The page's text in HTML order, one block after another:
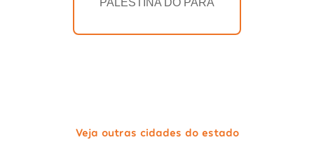
PALESTINA DO PARÁ
Veja outras cidades do estado